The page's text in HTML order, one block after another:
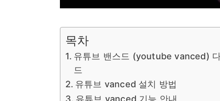
목차
유튜브 밴스드 (youtube vanced)
드
유튜브 vanced 설치 방법
유튜브 vanced 기능 안내